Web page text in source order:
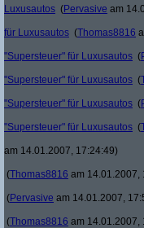
Luxusautos (Pervasive am
für Luxusautos (Thomas8816
"Supersteuer" für Luxusautos (
"Supersteuer" für Luxusautos (
"Supersteuer" für Luxusautos (
"Supersteuer" für Luxusautos (
am 14.01.2007, 17:24:49)
(Thomas8816 am 14.01.2007,
(Pervasive am 14.01.2007,
(Thomas8816 am 14.01.2007,